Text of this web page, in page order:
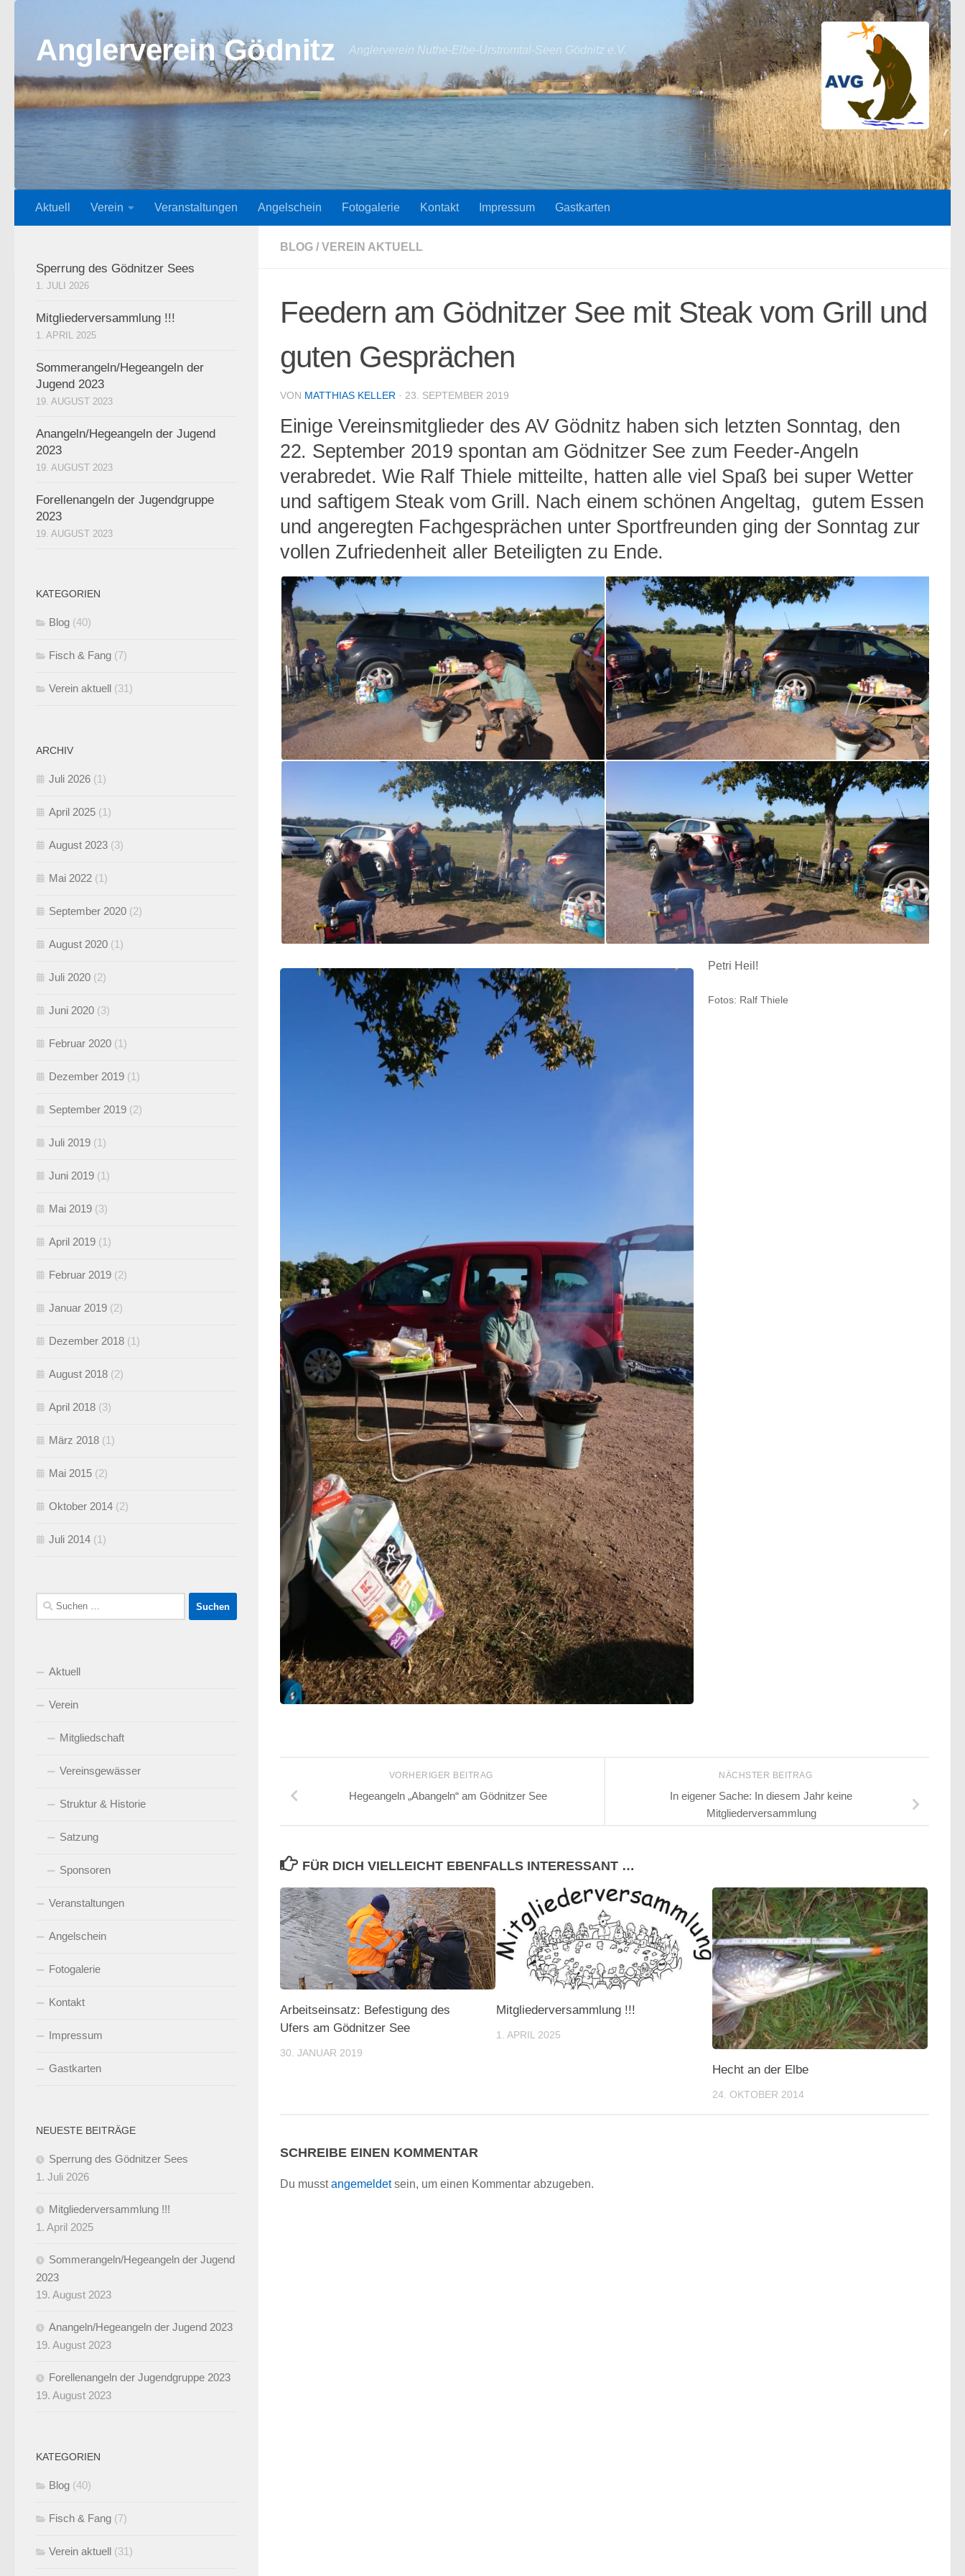
Zum Inhalt springen
Anglerverein Gödnitz Anglerverein Nuthe-Elbe-Urstromtal-Seen Gödnitz e.V.
Aktuell Verein Veranstaltungen Angelschein Fotogalerie Kontakt Impressum Gastkarten
BLOG / VEREIN AKTUELL
Feedern am Gödnitzer See mit Steak vom Grill und
guten Gesprächen
VON MATTHIAS KELLER · 23. SEPTEMBER 2019
Einige Vereinsmitglieder des AV Gödnitz haben sich letzten Sonntag, den
22. September 2019 spontan am Gödnitzer See zum Feeder-Angeln
verabredet. Wie Ralf Thiele mitteilte, hatten alle viel Spaß bei super Wetter
und saftigem Steak vom Grill. Nach einem schönen Angeltag, gutem Essen
und angeregten Fachgesprächen unter Sportfreunden ging der Sonntag zur
vollen Zufriedenheit aller Beteiligten zu Ende.
Petri Heil!
Fotos: Ralf Thiele
NÄCHSTER BEITRAG
In eigener Sache: In diesem Jahr keine
Mitgliederversammlung
VORHERIGER BEITRAG
Hegeangeln „Abangeln“ am Gödnitzer See
FÜR DICH VIELLEICHT EBENFALLS INTERESSANT …
Arbeitseinsatz: Befestigung des
Ufers am Gödnitzer See
30. JANUAR 2019
Mitgliederversammlung !!!
1. APRIL 2025
Hecht an der Elbe
24. OKTOBER 2014
SCHREIBE EINEN KOMMENTAR
Du musstangemeldetsein, um einen Kommentar abzugeben.
Sperrung des Gödnitzer Sees
1. JULI 2026
Mitgliederversammlung !!!
1. APRIL 2025
Sommerangeln/Hegeangeln der
Jugend 2023
19. AUGUST 2023
Anangeln/Hegeangeln der Jugend
2023
19. AUGUST 2023
Forellenangeln der Jugendgruppe
2023
19. AUGUST 2023
KATEGORIEN
Blog (40)
Fisch & Fang (7)
Verein aktuell (31)
ARCHIV
Juli 2026 (1)
April 2025 (1)
August 2023 (3)
Mai 2022 (1)
September 2020 (2)
August 2020 (1)
Juli 2020 (2)
Juni 2020 (3)
Februar 2020 (1)
Dezember 2019 (1)
September 2019 (2)
Juli 2019 (1)
Juni 2019 (1)
Mai 2019 (3)
April 2019 (1)
Februar 2019 (2)
Januar 2019 (2)
Dezember 2018 (1)
August 2018 (2)
April 2018 (3)
März 2018 (1)
Mai 2015 (2)
Oktober 2014 (2)
Juli 2014 (1)
Suchen
nach:
Aktuell
Verein
Mitgliedschaft
Vereinsgewässer
Struktur & Historie
Satzung
Sponsoren
Veranstaltungen
Angelschein
Fotogalerie
Kontakt
Impressum
Gastkarten
NEUESTE BEITRÄGE
Sperrung des Gödnitzer Sees
1. Juli 2026
Mitgliederversammlung !!!
1. April 2025
Sommerangeln/Hegeangeln der Jugend
2023
19. August 2023
Anangeln/Hegeangeln der Jugend 2023
19. August 2023
Forellenangeln der Jugendgruppe 2023
19. August 2023
KATEGORIEN
Blog (40)
Fisch & Fang (7)
Verein aktuell (31)